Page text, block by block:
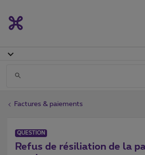
Factures & paiements
QUESTION
Refus de résiliation de la